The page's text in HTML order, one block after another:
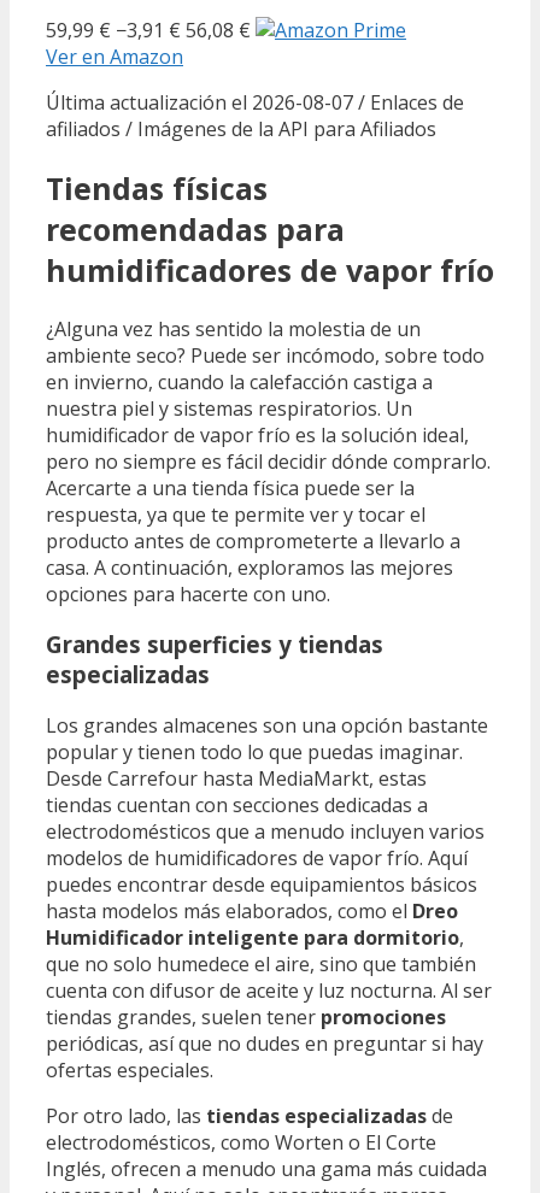
59,99 € −3,91 € 56,08 €
Ver en Amazon
Última actualización el 2026-08-07 / Enlaces de
afiliados / Imágenes de la API para Afiliados
Tiendas físicas
recomendadas para
humidificadores de vapor frío
¿Alguna vez has sentido la molestia de un
ambiente seco? Puede ser incómodo, sobre todo
en invierno, cuando la calefacción castiga a
nuestra piel y sistemas respiratorios. Un
humidificador de vapor frío es la solución ideal,
pero no siempre es fácil decidir dónde comprarlo.
Acercarte a una tienda física puede ser la
respuesta, ya que te permite ver y tocar el
producto antes de comprometerte a llevarlo a
casa. A continuación, exploramos las mejores
opciones para hacerte con uno.
Grandes superficies y tiendas
especializadas
Los grandes almacenes son una opción bastante
popular y tienen todo lo que puedas imaginar.
Desde Carrefour hasta MediaMarkt, estas
tiendas cuentan con secciones dedicadas a
electrodomésticos que a menudo incluyen varios
modelos de humidificadores de vapor frío. Aquí
puedes encontrar desde equipamientos básicos
hasta modelos más elaborados, como el Dreo
Humidificador inteligente para dormitorio,
que no solo humedece el aire, sino que también
cuenta con difusor de aceite y luz nocturna. Al ser
tiendas grandes, suelen tener promociones
periódicas, así que no dudes en preguntar si hay
ofertas especiales.
Por otro lado, las tiendas especializadasde
electrodomésticos, como Worten o El Corte
Inglés, ofrecen a menudo una gama más cuidada